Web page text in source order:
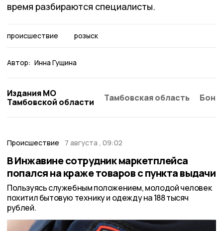
время разбираются специалисты.
происшествие розыск
Автор: Инна Гущина
Издания МО
Тамбовской области
Тамбовская область
Происшествие 7 августа , 09:02
В Инжавине сотрудник маркетплейса
попался на краже товаров с пункта выдачи
Пользуясь служебным положением, молодой человек
похитил бытовую технику и одежду на 188 тысяч
рублей.